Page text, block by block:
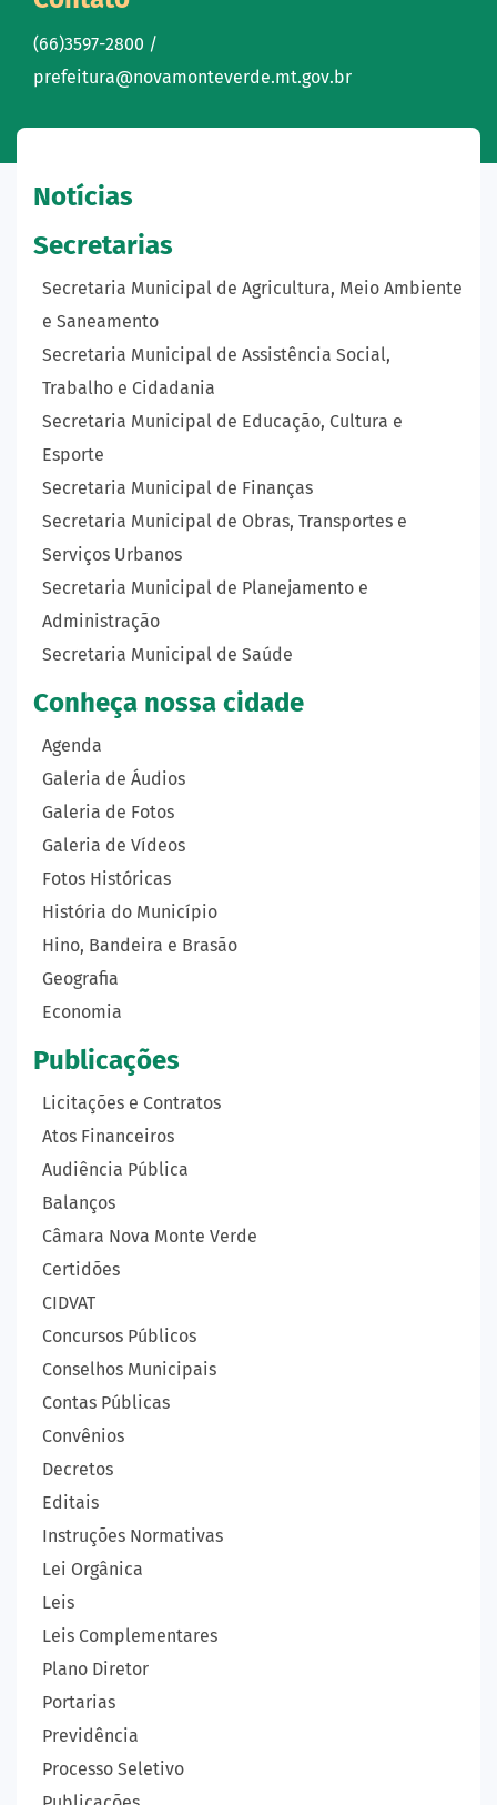
(66)3597-2800 /
prefeitura@novamonteverde.mt.gov.br
Notícias
Secretarias
Secretaria Municipal de Agricultura, Meio Ambiente
e Saneamento
Secretaria Municipal de Assistência Social,
Trabalho e Cidadania
Secretaria Municipal de Educação, Cultura e
Esporte
Secretaria Municipal de Finanças
Secretaria Municipal de Obras, Transportes e
Serviços Urbanos
Secretaria Municipal de Planejamento e
Administração
Secretaria Municipal de Saúde
Conheça nossa cidade
Agenda
Galeria de Áudios
Galeria de Fotos
Galeria de Vídeos
Fotos Históricas
História do Município
Hino, Bandeira e Brasão
Geografia
Economia
Publicações
Licitações e Contratos
Atos Financeiros
Audiência Pública
Balanços
Câmara Nova Monte Verde
Certidões
CIDVAT
Concursos Públicos
Conselhos Municipais
Contas Públicas
Convênios
Decretos
Editais
Instruções Normativas
Lei Orgânica
Leis
Leis Complementares
Plano Diretor
Portarias
Previdência
Processo Seletivo